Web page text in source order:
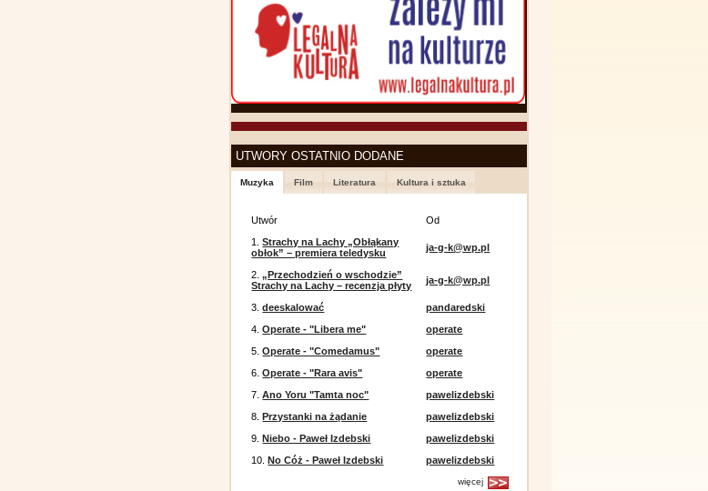
UTWORY OSTATNIO DODANE
Muzyka Film Literatura Kultura i sztuka
Utwór
Od
1.Strachy na Lachy „Obłąkany
obłok” – premiera teledysku
ja-g-k@wp.pl
2.„Przechodzień o wschodzie”
Strachy na Lachy – recenzja płyty
ja-g-k@wp.pl
3.deeskalować
pandaredski
4.Operate - "Libera me"
operate
5.Operate - "Comedamus"
operate
6.Operate - "Rara avis"
operate
7.Ano Yoru "Tamta noc"
pawelizdebski
8.Przystanki na żądanie
pawelizdebski
9.Niebo - Paweł Izdebski
pawelizdebski
10.No Cóż - Paweł Izdebski pawelizdebski
więcej